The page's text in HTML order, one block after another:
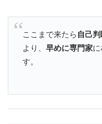
ここまで来たら 自己
より、 早めに専門家に
す。